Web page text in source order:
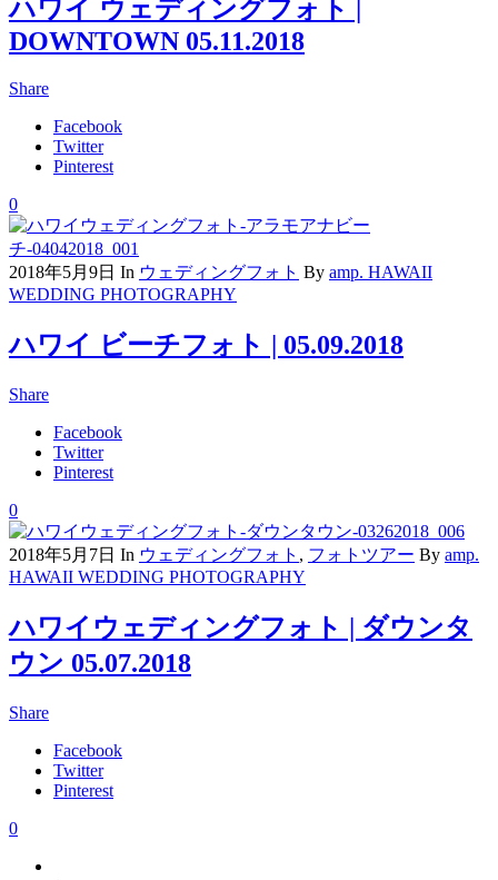
ハワイ ウェディングフォト |
DOWNTOWN 05.11.2018
Share
Facebook
Twitter
Pinterest
0
2018年5月9日 In ウェディングフォト By amp. HAWAII
WEDDING PHOTOGRAPHY
ハワイ ビーチフォト | 05.09.2018
Share
Facebook
Twitter
Pinterest
0
2018年5月7日 In ウェディングフォト , フォトツアー By amp.
HAWAII WEDDING PHOTOGRAPHY
ハワイウェディングフォト | ダウンタ
ウン 05.07.2018
Share
Facebook
Twitter
Pinterest
0